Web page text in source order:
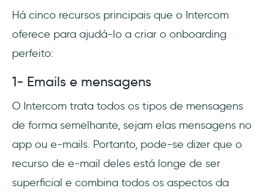
Há cinco recursos principais que o Intercom
oferece para ajudá-lo a criar o onboarding
perfeito:
1- Emails e mensagens
O Intercom trata todos os tipos de mensagens
de forma semelhante, sejam elas mensagens no
app ou e-mails. Portanto, pode-se dizer que o
recurso de e-mail deles está longe de ser
superficial e combina todos os aspectos da